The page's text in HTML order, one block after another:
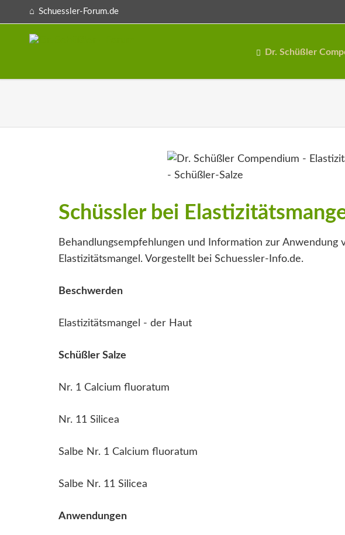
Schuessler-Forum.de
Dr. Schüßler
Schüssler bei
Behandlungsempfehlungen und Information zur Anwendung
Elastizitätsmangel. Vorgestellt bei Schuessler-Info.de.
Beschwerden
Elastizitätsmangel - der Haut
Schüßler Salze
Nr. 1 Calcium fluoratum
Nr. 11 Silicea
Salbe Nr. 1 Calcium fluoratum
Salbe Nr. 11 Silicea
Anwendungen